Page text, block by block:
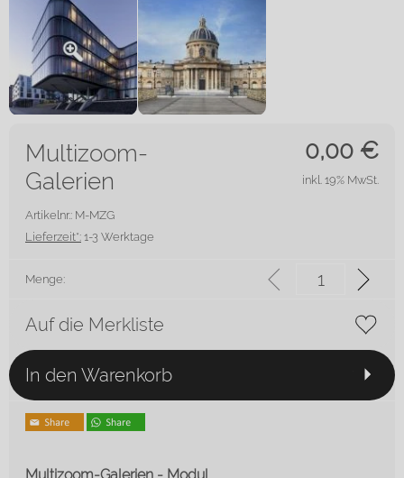
0,00 €
Multizoom-
Galerien
Artikelnr.: M-MZG
Lieferzeit*: 1-3 Werktage
inkl. 19% MwSt.
Menge:
Auf die Merkliste
In den Warenkorb